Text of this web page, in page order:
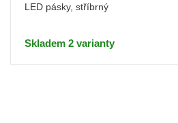
LED pásky, stříbrný
Skladem 2 varianty